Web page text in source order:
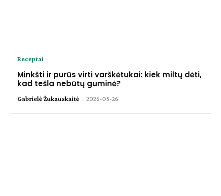
Receptai
Minkšti ir purūs virti varškėtukai: kiek miltų dėti,
kad tešla nebūtų guminė?
Gabrielė Žukauskaitė - 2026-05-26